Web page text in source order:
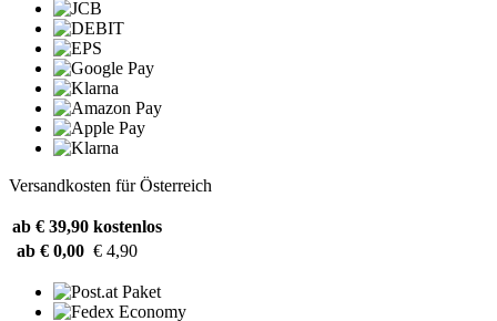
Versandkosten für Österreich
ab € 39,90 kostenlos
ab € 0,00 € 4,90